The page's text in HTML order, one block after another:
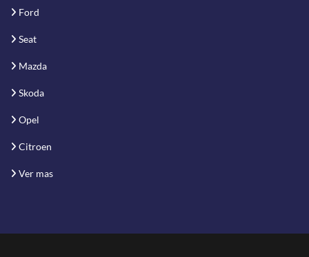
Ford
Seat
Mazda
Skoda
Opel
Citroen
Ver mas